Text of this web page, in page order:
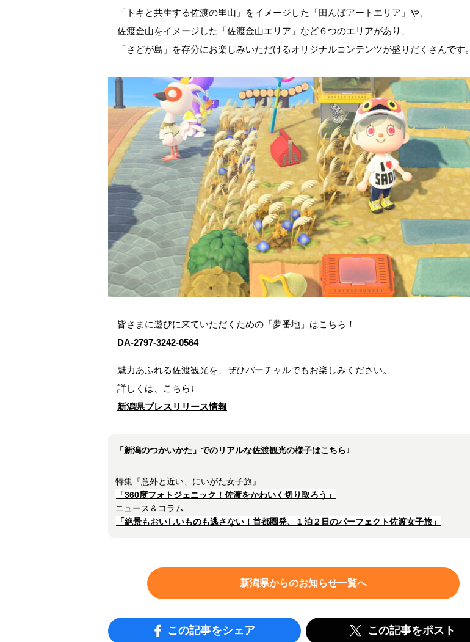
「トキと共生する佐渡の里山」をイメージした「田んぼアートエリア」や、
佐渡金山をイメージした「佐渡金山エリア」など６つのエリアがあり、
「さどが島」を存分にお楽しみいただけるオリジナルコンテンツが盛りだくさんです。
皆さまに遊びに来ていただくための「夢番地」はこちら！
DA-2797-3242-0564
魅力あふれる佐渡観光を、ぜひバーチャルでもお楽しみください。
詳しくは、こちら↓
新潟県プレスリリース情報
「新潟のつかいかた」でのリアルな佐渡観光の様子はこちら↓
特集『意外と近い、にいがた女子旅』
「360度フォトジェニック！佐渡をかわいく切り取ろう」
ニュース＆コラム
「絶景もおいしいものも逃さない！首都圏発、１泊２日のパーフェクト佐渡女子旅」
新潟県からのお知らせ一覧へ
この記事をシェア この記事をポスト